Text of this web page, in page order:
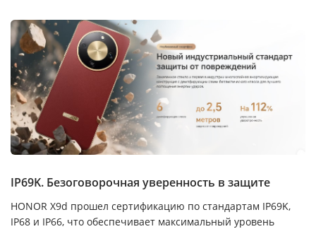
IP69K. Безоговорочная уверенность в защите
HONOR X9d прошел сертификацию по стандартам IP69K,
IP68 и IP66, что обеспечивает максимальный уровень